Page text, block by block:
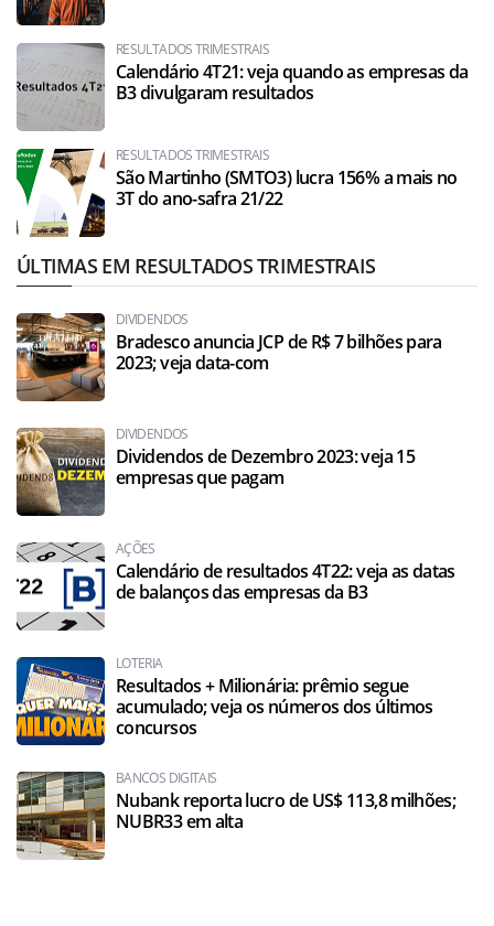
RESULTADOS TRIMESTRAIS
Calendário 4T21: veja quando as empresas da
B3 divulgaram resultados
RESULTADOS TRIMESTRAIS
São Martinho (SMTO3) lucra 156% a mais no
3T do ano-safra 21/22
ÚLTIMAS EM RESULTADOS TRIMESTRAIS
DIVIDENDOS
Bradesco anuncia JCP de R$ 7 bilhões para
2023; veja data-com
DIVIDENDOS
Dividendos de Dezembro 2023: veja 15
empresas que pagam
AÇÕES
Calendário de resultados 4T22: veja as datas
de balanços das empresas da B3
LOTERIA
Resultados + Milionária: prêmio segue
acumulado; veja os números dos últimos
concursos
BANCOS DIGITAIS
Nubank reporta lucro de US$ 113,8 milhões;
NUBR33 em alta